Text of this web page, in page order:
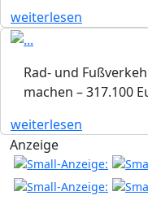
weiterlesen
Rad- und
machen – 317.100
weiterlesen
Anzeige